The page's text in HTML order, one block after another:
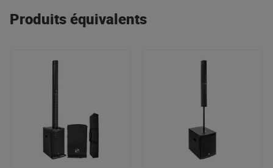
Produits équivalents